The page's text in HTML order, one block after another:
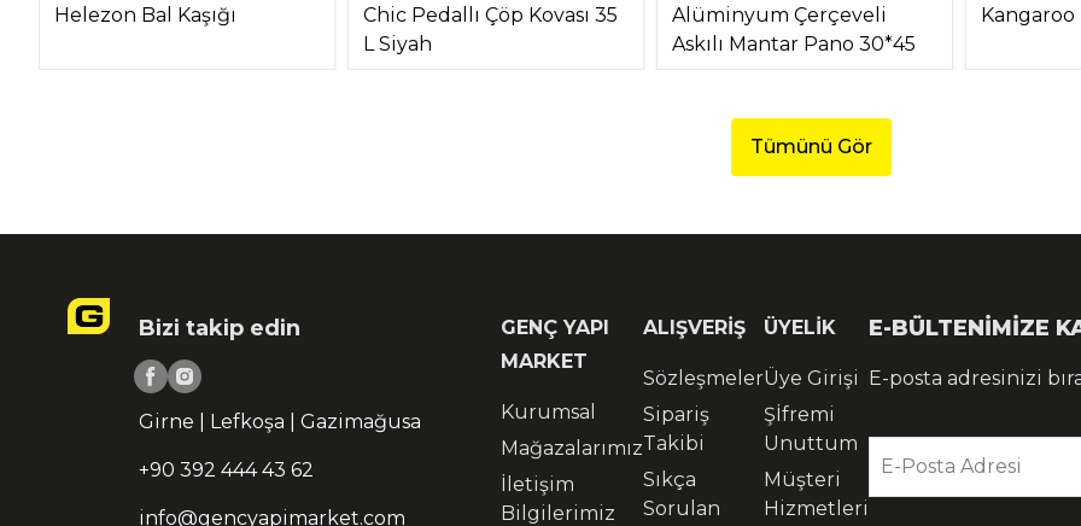
Helezon Bal Kaşığı
Chic Pedallı Çöp Kovası 35
L Siyah
Alüminyum Çerçeveli
Askılı Mantar Pano 30*45
Kangaroo
Tümünü Gör
Bizi takip edin
Girne | Lefkoşa | Gazimağusa
+90 392 444 43 62
info@gencyapimarket.com
GENÇ YAPI
MARKET
Kurumsal
Mağazalarımız
İletişim
Bilgilerimiz
ALIŞVERİŞ
Sözleşmeler
Sipariş
Takibi
Sıkça
Sorulan
ÜYELİK
Üye Girişi
Şİfremi
Unuttum
Müşteri
Hizmetleri
E-BÜLTENİMİZE
E-posta adresinizi
E-Posta Adresi